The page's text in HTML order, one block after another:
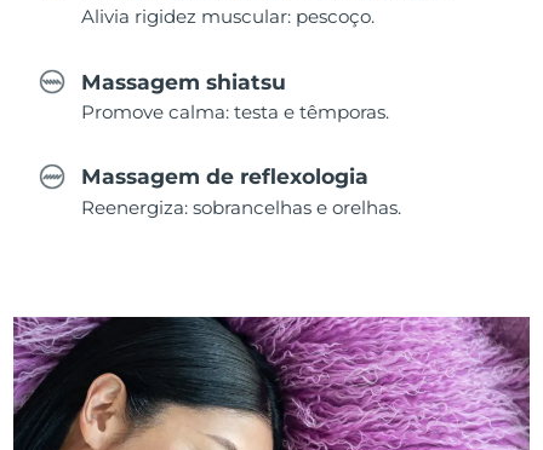
Alivia rigidez muscular: pescoço.
Massagem shiatsu
Promove calma: testa e têmporas.
Massagem de reflexologia
Reenergiza: sobrancelhas e orelhas.